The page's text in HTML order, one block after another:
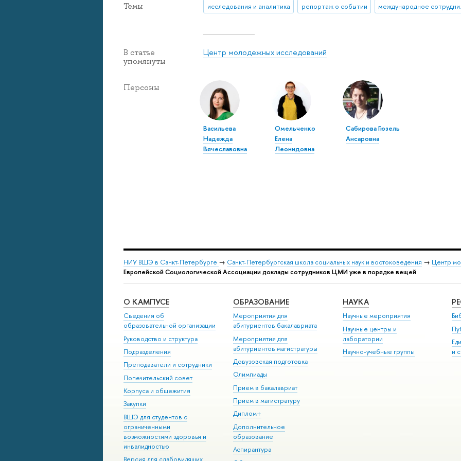
Темы исследования и аналитика репортаж о событии
В статье
упомянуты
Центр молодежных исследований
Персоны
Васильева
Надежда
Вячеславовна
Омельченко
Елена
Леонидовна
Сабирова Гюзель
Ансаровна
НИУ ВШЭ в Санкт-Петербурге → Санкт-Петербургская школа социальных наук и востоковедения → Центр
Европейской Социологической Ассоциации доклады сотрудников ЦМИ уже в порядке вещей
О КАМПУСЕ
Сведения об
образовательной организации
Руководство и структура
Подразделения
Преподаватели и сотрудники
Попечительский совет
Корпуса и общежития
Закупки
ВШЭ для студентов с
ограниченными
возможностями здоровья и
инвалидностью
ОБРАЗОВАНИЕ
Мероприятия для
абитуриентов бакалавриата
Мероприятия для
абитуриентов магистратуры
Довузовская подготовка
Олимпиады
Прием в бакалавриат
Прием в магистратуру
Диплом+
Дополнительное
образование
Аспирантура
НАУКА
Научные мероприятия
Научные центры и
лаборатории
Научно-учебные группы
и